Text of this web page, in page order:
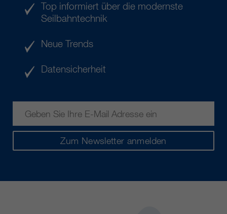
Zum Newsletter anmelden
Top informiert über die modernste
Seilbahntechnik
Neue Trends
Datensicherheit